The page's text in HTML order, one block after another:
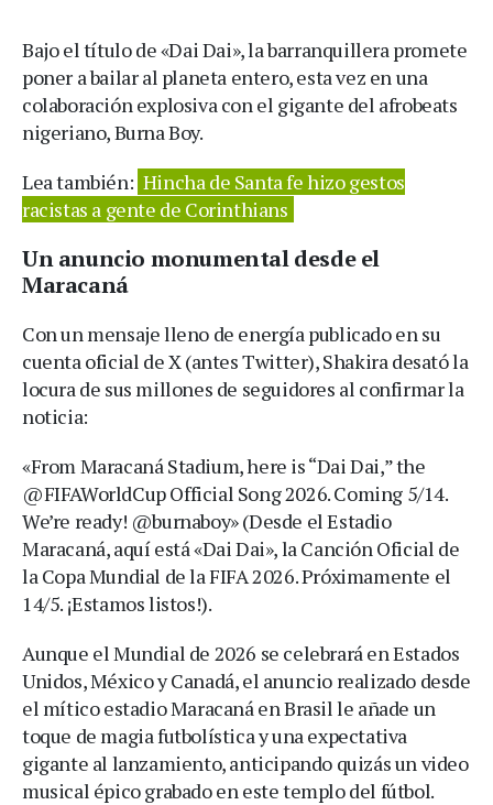
Bajo el título de «Dai Dai», la barranquillera promete
poner a bailar al planeta entero, esta vez en una
colaboración explosiva con el gigante del afrobeats
nigeriano, Burna Boy.
Lea también: Hincha de Santa fe hizo gestos
racistas a gente de Corinthians
Un anuncio monumental desde el
Maracaná
Con un mensaje lleno de energía publicado en su
cuenta oficial de X (antes Twitter), Shakira desató la
locura de sus millones de seguidores al confirmar la
noticia:
«From Maracaná Stadium, here is “Dai Dai,” the
@FIFAWorldCup Official Song 2026. Coming 5/14.
We’re ready! @burnaboy» (Desde el Estadio
Maracaná, aquí está «Dai Dai», la Canción Oficial de
la Copa Mundial de la FIFA 2026. Próximamente el
14/5. ¡Estamos listos!).
Aunque el Mundial de 2026 se celebrará en Estados
Unidos, México y Canadá, el anuncio realizado desde
el mítico estadio Maracaná en Brasil le añade un
toque de magia futbolística y una expectativa
gigante al lanzamiento, anticipando quizás un video
musical épico grabado en este templo del fútbol.